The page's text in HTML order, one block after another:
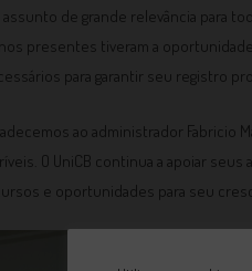
assunto de grande relevância para
presentes tiveram a
para garantir seu registro
ao administrador Fabricio
O UniCB continua a apoiar
e oportunidades para seu